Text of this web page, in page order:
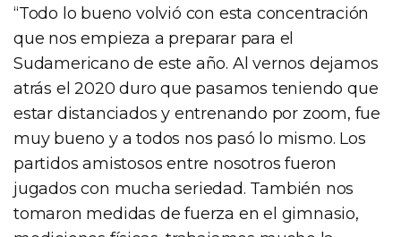
“Todo lo bueno volvió con esta concentración
que nos empieza a preparar para el
Sudamericano de este año. Al vernos dejamos
atrás el 2020 duro que pasamos teniendo que
estar distanciados y entrenando por zoom, fue
muy bueno y a todos nos pasó lo mismo. Los
partidos amistosos entre nosotros fueron
jugados con mucha seriedad. También nos
tomaron medidas de fuerza en el gimnasio,